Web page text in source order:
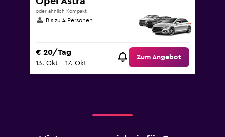
oder ähnlich Kompakt
Bis zu 4 Personen
€ 20/Tag
13. Okt – 17. Okt
Zum Angebot